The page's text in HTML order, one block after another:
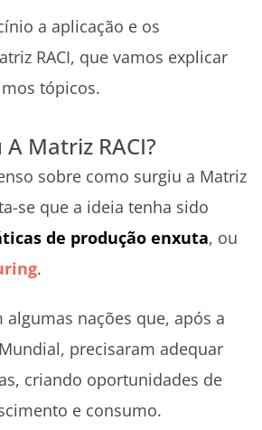
a aplicação e os
RACI, que vamos explicar
tópicos.
Matriz RACI?
sobre como surgiu a Matriz
se que a ideia tenha sido
de produção enxuta, ou
.
algumas nações que, após a
precisaram adequar
criando oportunidades de
e consumo.